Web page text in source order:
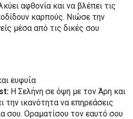
αφθονία και να βλέπει τις
καρπούς. Νιώσε την
μέσα από τις δικές σου
ευφυΐα
Η Σελήνη σε όψη με τον Άρη και
την ικανότητα να επηρεάσεις
σου. Οραματίσου τον εαυτό σου